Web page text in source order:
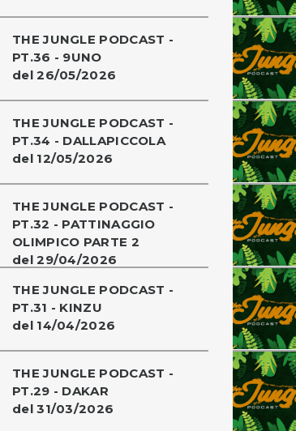
THE JUNGLE PODCAST -
PT.36 - 9UNO
del 26/05/2026
THE JUNGLE PODCAST -
PT.34 - DALLAPICCOLA
del 12/05/2026
THE JUNGLE PODCAST -
PT.32 - PATTINAGGIO
OLIMPICO PARTE 2
del 29/04/2026
THE JUNGLE PODCAST -
PT.31 - KINZU
del 14/04/2026
THE JUNGLE PODCAST -
PT.29 - DAKAR
del 31/03/2026